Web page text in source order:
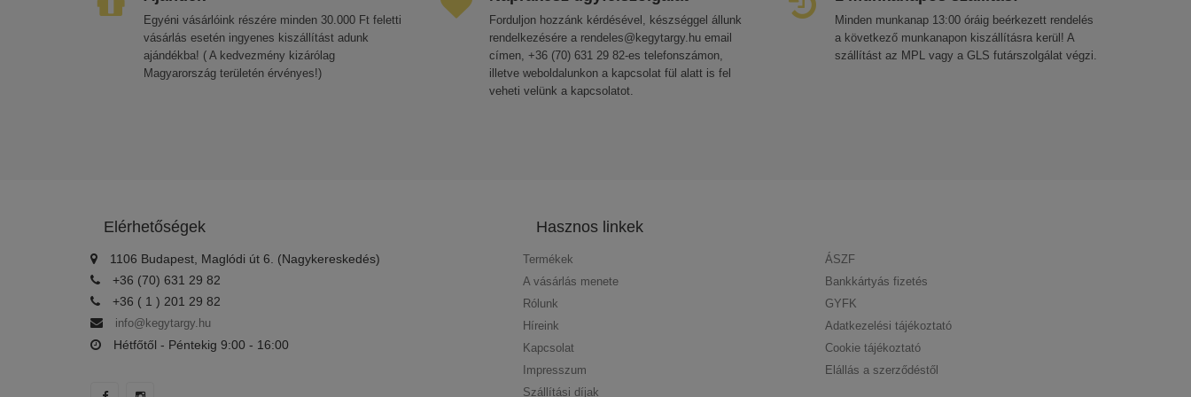
Egyéni vásárlóink részére minden 30.000 Ft feletti
vásárlás esetén ingyenes kiszállítást adunk
ajándékba! ( A kedvezmény kizárólag
Magyarország területén érvényes!)
Forduljon hozzánk kérdésével, készséggel állunk
rendelkezésére a rendeles@kegytargy.hu email
címen, +36 (70) 631 29 82-es telefonszámon,
illetve weboldalunkon a kapcsolat fül alatt is fel
veheti velünk a kapcsolatot.
Minden munkanap 13:00 óráig beérkezett rendelés
a következő munkanapon kiszállításra kerül! A
szállítást az MPL vagy a GLS futárszolgálat végzi.
Elérhetőségek
1106 Budapest, Maglódi út 6. (Nagykereskedés)
+36 (70) 631 29 82
+36 ( 1 ) 201 29 82
info@kegytargy.hu
Hétfőtől - Péntekig 9:00 - 16:00
Hasznos linkek
Termékek
A vásárlás menete
Rólunk
Híreink
Kapcsolat
Impresszum
Szállítási díjak
ÁSZF
Bankkártyás fizetés
GYFK
Adatkezelési tájékoztató
Cookie tájékoztató
Elállás a szerződéstől